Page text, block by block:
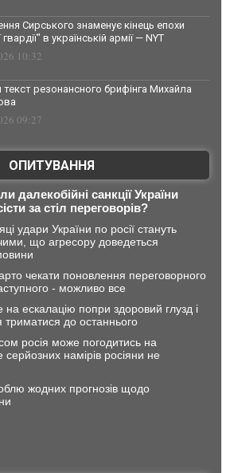
Сирського знаменує кінець епохи
в українській армії — NYT
10:32
резонансного брифінга Михайла
09:27
ОПИТУВАННЯ
далекобійні санкції України
за стіл переговорів?
удари України по росії стануть
що агресору доведеться
чекати поновлення переговорного
- можливо все
на ескалацію попри здоровий глузд і
триматися до останнього
росія може погодитись на
намірів росіяни не
жодних прогнозів щодо